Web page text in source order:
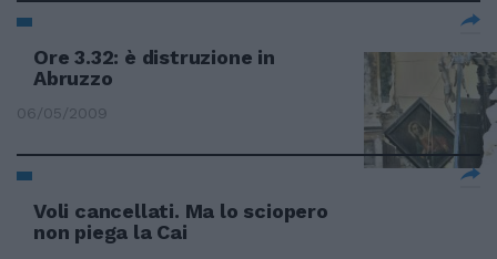
Ore 3.32: è distruzione in
Abruzzo
06/05/2009
Voli cancellati. Ma lo sciopero
non piega la Cai